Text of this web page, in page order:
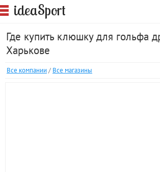
ideaSport
Где купить клюшку для гольфа
Харькове
Все компании / Все магазины